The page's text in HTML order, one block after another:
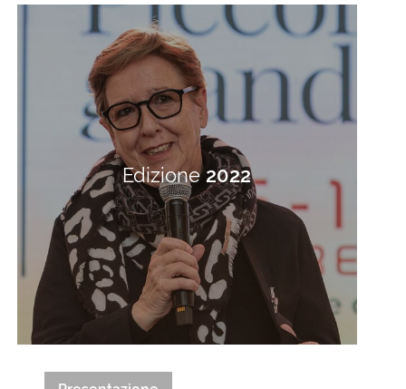
Edizione2022